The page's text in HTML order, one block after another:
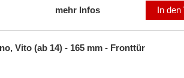
mehr Infos In den
Vito (ab 14) - 165 mm - Fronttür